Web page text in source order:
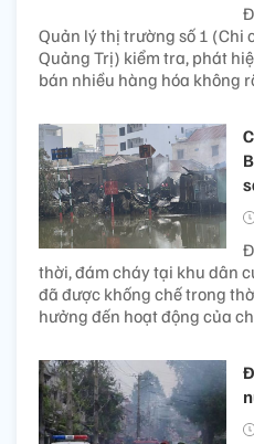
Quản lý thị trường số 1 (Chi
Quảng Trị) kiểm tra, phát
bán nhiều hàng hóa không
thời, đám cháy tại khu dân
đã được khống chế trong
hưởng đến hoạt động của